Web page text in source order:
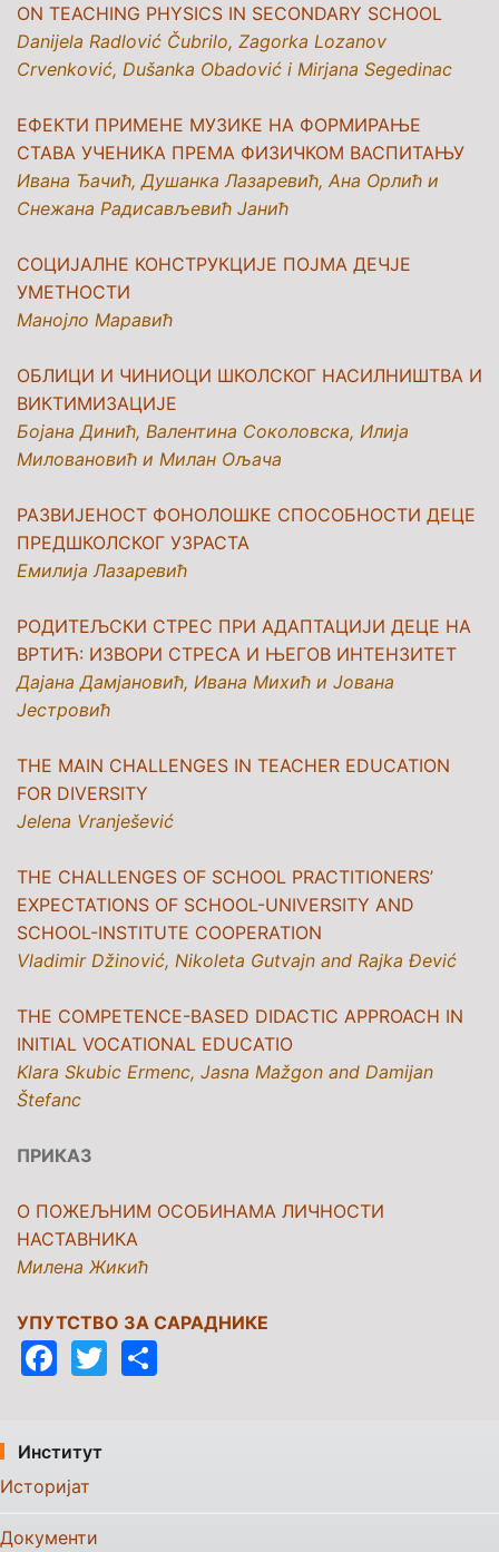
ON TEACHING PHYSICS IN SECONDARY SCHOOL
Danijela Radlović Čubrilo, Zagorka Lozanov
Crvenković, Dušanka Obadović i Mirjana Segedinac
ЕФЕКТИ ПРИМЕНЕ МУЗИКЕ НА ФОРМИРАЊЕ
СТАВА УЧЕНИКА ПРЕМА ФИЗИЧКОМ ВАСПИТАЊУ
Ивана Ђачић, Душанка Лазаревић, Ана Орлић и
Снежана Радисављевић Јанић
СОЦИЈАЛНЕ КОНСТРУКЦИЈЕ ПОЈМА ДЕЧЈЕ
УМЕТНОСТИ
Манојло Маравић
ОБЛИЦИ И ЧИНИОЦИ ШКОЛСКОГ НАСИЛНИШТВА И
ВИКТИМИЗАЦИЈЕ
Бојана Динић, Валентина Соколовска, Илија
Миловановић и Милан Ољача
РАЗВИЈЕНОСТ ФОНОЛОШКE СПОСОБНОСТИ ДЕЦЕ
ПРЕДШКОЛСКОГ УЗРАСТА
Емилија Лазаревић
РОДИТЕЉСКИ СТРЕС ПРИ АДАПТАЦИЈИ ДЕЦЕ НА
ВРТИЋ: ИЗВОРИ СТРЕСА И ЊЕГОВ ИНТЕНЗИТЕТ
Дајана Дамјановић, Ивана Михић и Јована
Јестровић
THE MAIN CHALLENGES IN TEACHER EDUCATION
FOR DIVERSITY
Jelena Vranješević
THE CHALLENGES OF SCHOOL PRACTITIONERS’
EXPECTATIONS OF SCHOOL-UNIVERSITY AND
SCHOOL-INSTITUTE COOPERATION
Vladimir Džinović, Nikoleta Gutvajn and Rajka Đević
THE COMPETENCE-BASED DIDACTIC APPROACH IN
INITIAL VOCATIONAL EDUCATIO
Klara Skubic Ermenc, Jasna Mažgon and Damijan
Štefanc
ПРИКАЗ
О ПОЖЕЉНИМ ОСОБИНАМА ЛИЧНОСТИ
НАСТАВНИКА
Милена Жикић
УПУТСТВО ЗА САРАДНИКЕ
Facebook
Twitter
Институт
Историјат
Документи